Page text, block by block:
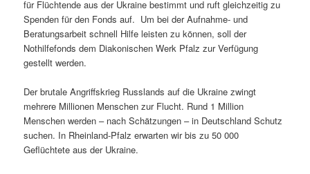
für Flüchtende aus der Ukraine bestimmt und ruft gleichzeitig zu
Spenden für den Fonds auf. Um bei der Aufnahme- und
Beratungsarbeit schnell Hilfe leisten zu können, soll der
Nothilfefonds dem Diakonischen Werk Pfalz zur Verfügung
gestellt werden.
Der brutale Angriffskrieg Russlands auf die Ukraine zwingt
mehrere Millionen Menschen zur Flucht. Rund 1 Million
Menschen werden – nach Schätzungen – in Deutschland Schutz
suchen. In Rheinland-Pfalz erwarten wir bis zu 50 000
Geflüchtete aus der Ukraine.